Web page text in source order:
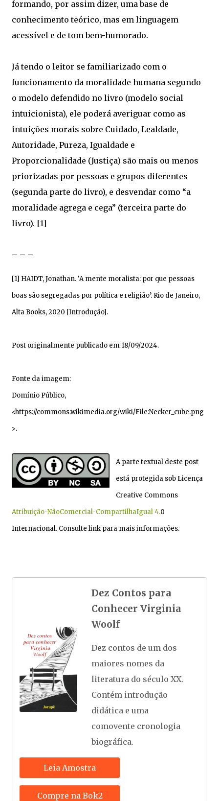
formando, por assim dizer, uma base de
conhecimento teórico, mas em linguagem
acessível e de tom bem-humorado.
Já tendo o leitor se familiarizado com o
funcionamento da moralidade humana segundo
o modelo defendido no livro (modelo social
intuicionista), ele poderá averiguar como as
intuições morais sobre Cuidado, Lealdade,
Autoridade, Pureza, Igualdade e
Proporcionalidade (Justiça) são mais ou menos
priorizadas por pessoas e grupos diferentes
(segunda parte do livro), e desvendar como “a
moralidade agrega e cega” (terceira parte do
livro). [1]
– – –
[1] HAIDT, Jonathan. ‘A mente moralista: por que pessoas
boas são segregadas por política e religião’. Rio de Janeiro,
Alta Books, 2020 [Introdução].
Post originalmente publicado em 18/09/2024.
Fonte da imagem:
Domínio Público,
<https://commons.wikimedia.org/wiki/File:Necker_cube.png
>.
A parte textual deste post
está protegida sob Licença
Creative Commons
Atribuição-NãoComercial-CompartilhaIgual 4.0
Internacional. Consulte link para mais informações.
Dez Contos para
Conhecer Virginia
Woolf
Dez contos de um dos
maiores nomes da
literatura do século XX.
Contém introdução
didática e uma
comovente cronologia
biográfica.
Leia Amostra
Compre na Bok2